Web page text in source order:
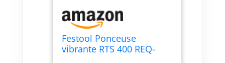
Festool Ponceuse
vibrante RTS 400 REQ-